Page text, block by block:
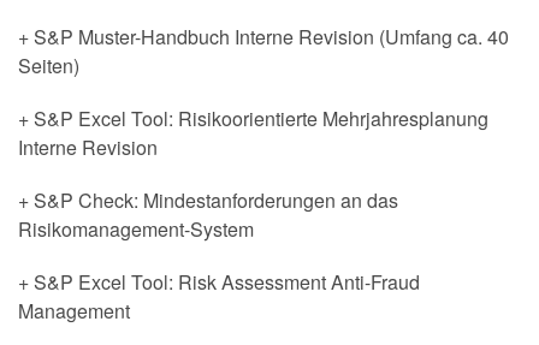
+ S&P Muster-Handbuch Interne Revision (Umfang ca. 40
Seiten)
+ S&P Excel Tool: Risikoorientierte Mehrjahresplanung
Interne Revision
+ S&P Check: Mindestanforderungen an das
Risikomanagement-System
+ S&P Excel Tool: Risk Assessment Anti-Fraud
Management